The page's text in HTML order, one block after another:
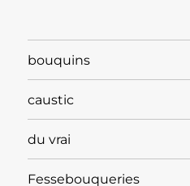
bouquins
caustic
du vrai
Fessebouqueries